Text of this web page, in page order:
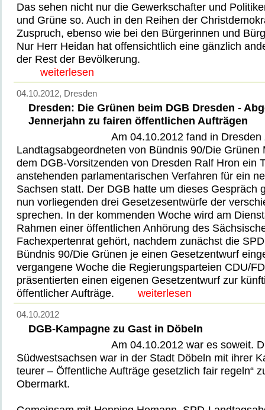
Das sehen nicht nur die Gewerkschafter und
und Grüne so. Auch in den Reihen der
Zuspruch, ebenso wie bei den Bürgerinnen und
Nur Herr Heidan hat offensichtlich eine gänzlich
der Rest der Bevölkerung.
weiterlesen
04.10.2012, Dresden
Dresden: Die Grünen beim DGB Dresden -
Jennerjahn zu fairen öffentlichen Aufträgen
Am 04.10.2012 fand in Dresden
Landtagsabgeordneten von Bündnis 90/Die Grünen
dem DGB-Vorsitzenden von Dresden Ralf Hron ein
anstehenden parlamentarischen Verfahren für ein
Sachsen statt. Der DGB hatte um dieses Gespräch
nun vorliegenden drei Gesetzesentwürfe der
sprechen. In der kommenden Woche wird am
Rahmen einer öffentlichen Anhörung des
Fachexpertenrat gehört, nachdem zunächst die
Bündnis 90/Die Grünen je einen Gesetzentwurf
vergangene Woche die Regierungsparteien CDU/
präsentierten einen eigenen Gesetzentwurf zur
öffentlicher Aufträge.
weiterlesen
04.10.2012
DGB-Kampagne zu Gast in Döbeln
Am 04.10.2012 war es soweit.
Südwestsachsen war in der Stadt Döbeln mit ihrer
teurer – Öffentliche Aufträge gesetzlich fair regeln“
Obermarkt.